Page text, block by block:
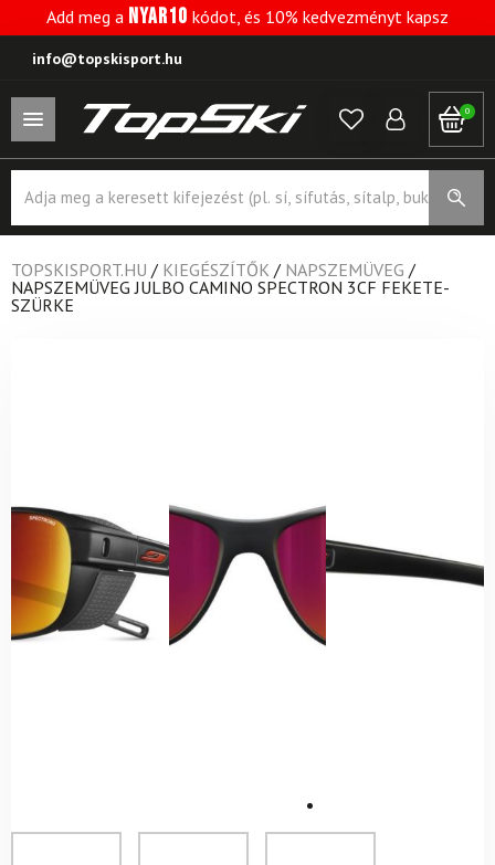
Add meg a NYAR10 kódot, és 10% kedvezményt kapsz
info@topskisport.hu
0
search
TOPSKISPORT.HU / KIEGÉSZÍTŐK / NAPSZEMÜVEG /
NAPSZEMÜVEG JULBO CAMINO SPECTRON 3CF FEKETE-
SZÜRKE